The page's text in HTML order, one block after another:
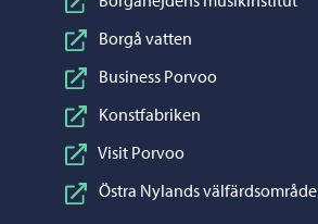
Borgå vatten
Business Porvoo
Konstfabriken
Visit Porvoo
Östra Nylands välfärdsområde